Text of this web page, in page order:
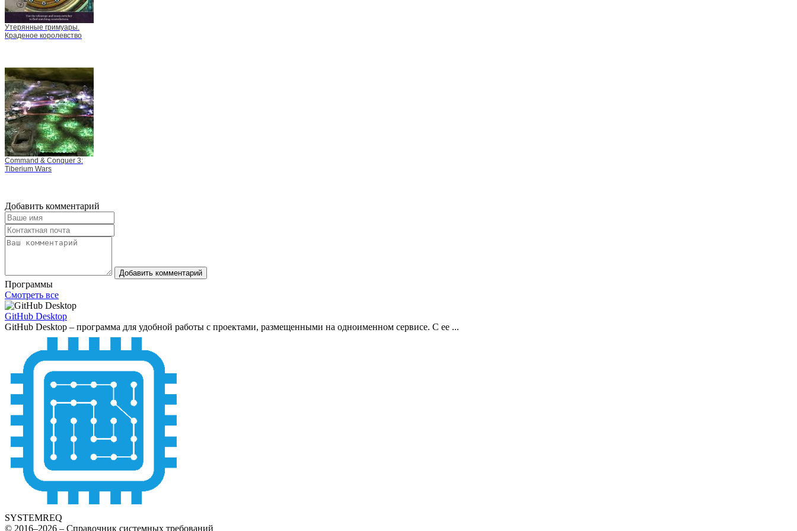
Утерянные гримуары.
Краденое королевство
Command & Conquer 3:
Tiberium Wars
Добавить комментарий
Добавить комментарий
Программы
Смотреть все
GitHub Desktop
GitHub Desktop – программа для удобной работы с проектами, размещенными на одноименном сервисе. С ее ...
SYSTEMREQ
© 2016–2026 – Справочник системных требований